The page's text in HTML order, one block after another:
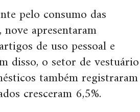
pelo consumo das
apresentaram
de uso pessoal e
disso, o setor de vestuário
também registraram
cresceram 6,5%.